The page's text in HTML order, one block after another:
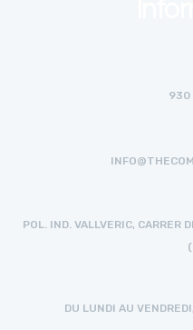
930
POL. IND. VALLVERIC, CARRER
DU LUNDI AU